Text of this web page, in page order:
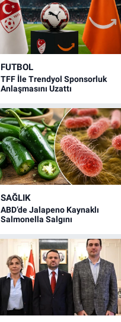
FUTBOL
TFF İle Trendyol Sponsorluk
Anlaşmasını Uzattı
SAĞLIK
ABD’de Jalapeno Kaynaklı
Salmonella Salgını